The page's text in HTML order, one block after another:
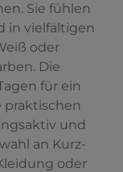
Sie fühlen
in vielfältigen
oder
Die
für ein
praktischen
und
an Kurz-
oder